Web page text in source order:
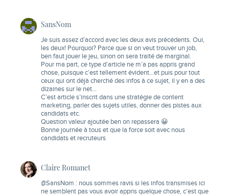
SansNom
Je suis assez d’accord avec les deux avis précédents. Oui,
les deux! Pourquoi? Parce que si on veut trouver un job,
ben faut jouer le jeu, sinon on sera traité de marginal.
Pour ma part, ce type d’article ne m’a pas appris grand
chose, puisque c’est tellement évident…et puis pour tout
ceux qui ont déjà cherché des infos à ce sujet, il y en a des
dizaines sur le net…
C’est article s’inscrit dans une stratégie de content
marketing, parler des sujets utiles, donner des pistes aux
candidats etc.
Question valeur ajoutée ben on repassera 😀
Bonne journée à tous et que la force soit avec nous
candidats et recruteurs
Claire Romanet
@SansNom : nous sommes ravis si les infos transmises ici
ne semblent pas vous avoir appris quelque chose, c’est que